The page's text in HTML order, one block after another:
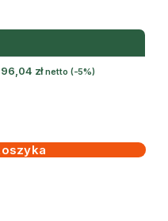
96,04 zł netto (-5%)